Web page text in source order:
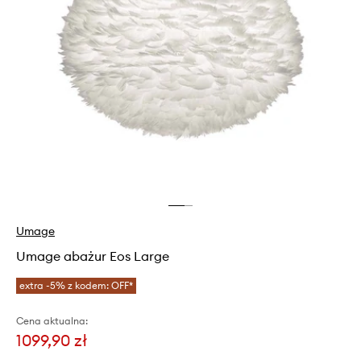
Umage
Umage abażur Eos Large
extra -5% z kodem: OFF*
Cena aktualna:
1099,90 zł